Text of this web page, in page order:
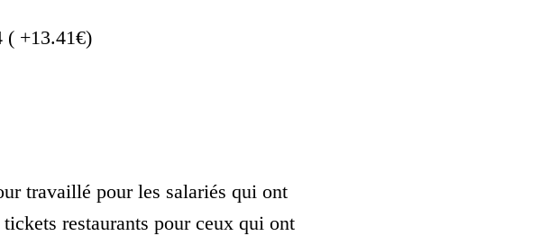
( +13.41€)
travaillé pour les salariés qui ont
restaurants pour ceux qui ont